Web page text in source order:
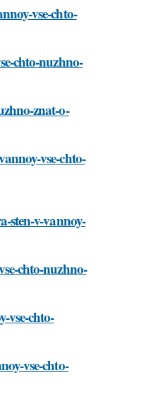
vse-chto-
chto-nuzhno-
znat-o-
vse-chto-
sten-v-vannoy-
chto-nuzhno-
vse-chto-
vse-chto-